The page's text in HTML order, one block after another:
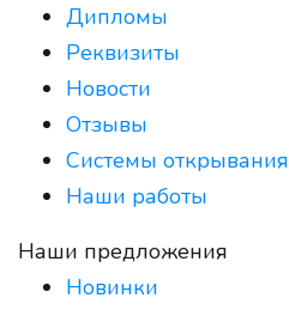
Дипломы
Реквизиты
Новости
Отзывы
Системы открывания
Наши работы
Наши предложения
Новинки